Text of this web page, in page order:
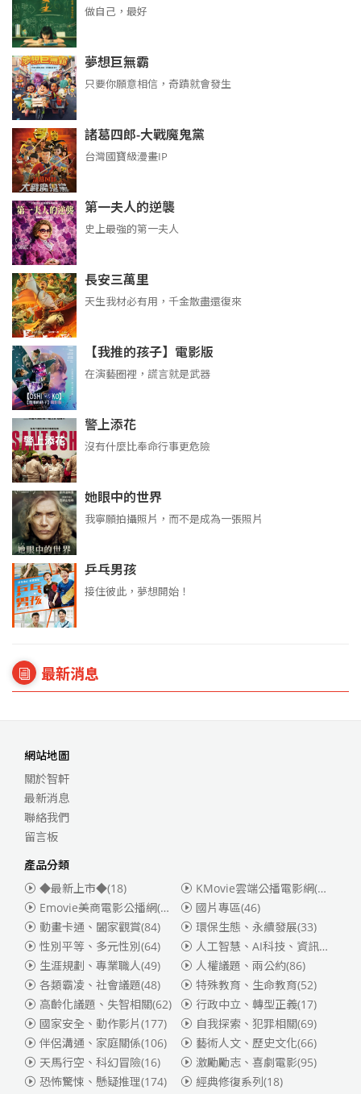
做自己，最好
夢想巨無霸
只要你願意相信，奇蹟就會發生
諸葛四郎-大戰魔鬼黨
台灣國寶級漫畫IP
第一夫人的逆襲
史上最強的第一夫人
長安三萬里
天生我材必有用，千金散盡還復來
【我推的孩子】電影版
在演藝圈裡，謊言就是武器
警上添花
沒有什麼比奉命行事更危險
她眼中的世界
我寧願拍攝照片，而不是成為一張照片
乒乓男孩
接住彼此，夢想開始！
最新消息
網站地圖
關於智軒
最新消息
聯絡我們
留言板
產品分類
◆最新上市◆(18)
KMovie雲端公播電影網(迪士尼、福斯、索尼)
Emovie美商電影公播網(華納)
(186)
國片專區(46)
動畫卡通、闔家觀賞(84) 環保生態、永續發展(33)
性別平等、多元性別(64) 人工智慧、AI科技、資訊安全
生涯規劃、專業職人(49) 人權議題、兩公約(86)
各類霸凌、社會議題(48) 特殊教育、生命教育(52)
高齡化議題、失智相關(62) 行政中立、轉型正義(17)
國家安全、動作影片(177) 自我探索、犯罪相關(69)
伴侶溝通、家庭關係(106) 藝術人文、歷史文化(66)
天馬行空、科幻冒險(16) 激勵勵志、喜劇電影(95)
恐怖驚悚、懸疑推理(174) 經典修復系列(18)